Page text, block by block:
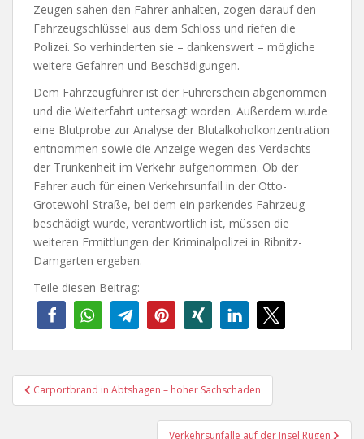
Zeugen sahen den Fahrer anhalten, zogen darauf den
Fahrzeugschlüssel aus dem Schloss und riefen die
Polizei. So verhinderten sie – dankenswert – mögliche
weitere Gefahren und Beschädigungen.
Dem Fahrzeugführer ist der Führerschein abgenommen
und die Weiterfahrt untersagt worden. Außerdem wurde
eine Blutprobe zur Analyse der Blutalkoholkonzentration
entnommen sowie die Anzeige wegen des Verdachts
der Trunkenheit im Verkehr aufgenommen. Ob der
Fahrer auch für einen Verkehrsunfall in der Otto-
Grotewohl-Straße, bei dem ein parkendes Fahrzeug
beschädigt wurde, verantwortlich ist, müssen die
weiteren Ermittlungen der Kriminalpolizei in Ribnitz-
Damgarten ergeben.
Teile diesen Beitrag:
Beitragsnavigation
Carportbrand in Abtshagen – hoher Sachschaden
Verkehrsunfälle auf der Insel Rügen